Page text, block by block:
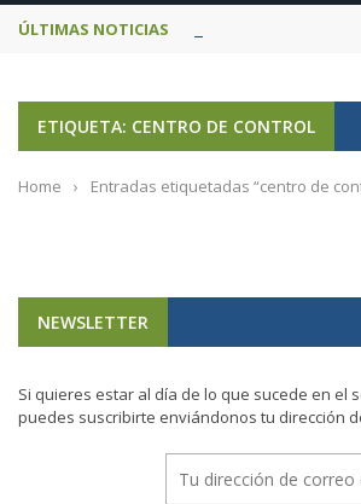
ÚLTIMAS NOTICIAS
ETIQUETA: CENTRO DE CONTROL
Home › Entradas etiquetadas “centro de
NEWSLETTER
Si quieres estar al día de lo que sucede en el
puedes suscribirte enviándonos tu dirección